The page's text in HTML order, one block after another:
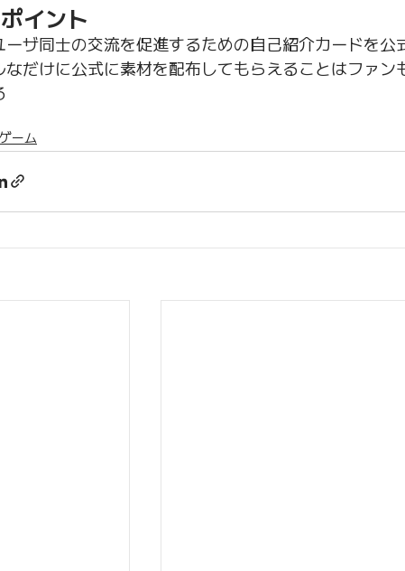
イント
ーザ同士の交流を促進するための自己紹介カードを
なだけに公式に素材を配布してもらえることはファ
ーム